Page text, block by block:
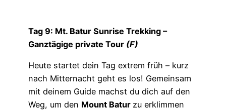
Tag 9: Mt. Batur Sunrise Trekking –
Ganztägige private Tour (F)
Heute startet dein Tag extrem früh – kurz
nach Mitternacht geht es los! Gemeinsam
mit deinem Guide machst du dich auf den
Weg, um den Mount Batur zu erklimmen